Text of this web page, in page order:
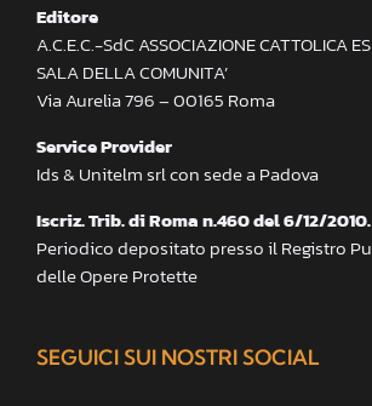
Editore
A.C.E.C.-SdC ASSOCIAZIONE CATTOLICA
SALA DELLA COMUNITA’
Via Aurelia 796 – 00165 Roma
Service Provider
Ids & Unitelm srl con sede a Padova
Iscriz. Trib. di Roma n.460 del 6/12/2010.
Periodico depositato presso il Registro
delle Opere Protette
SEGUICI SUI NOSTRI SOCIAL